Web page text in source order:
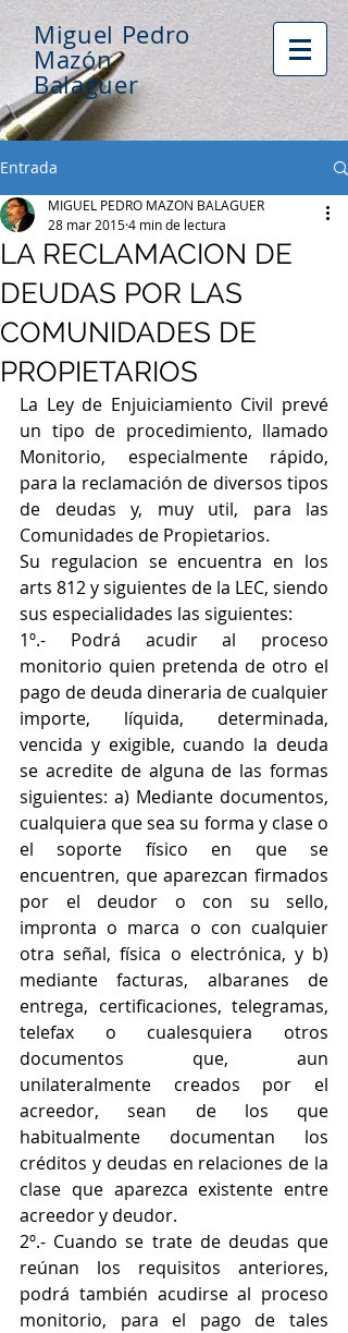
Miguel Pedro
Mazón
Balaguer
Entrada
LA RECLAMACION DE
DEUDAS POR LAS
COMUNIDADES DE
PROPIETARIOS
MIGUEL PEDRO MAZON BALAGUER
28 mar 20154 min de lectura
La Ley de Enjuiciamiento Civil prevé
un tipo de procedimiento, llamado
Monitorio, especialmente rápido,
para la reclamación de diversos tipos
de deudas y, muy util, para las
Comunidades de Propietarios.
Su regulacion se encuentra en los
arts 812 y siguientes de la LEC, siendo
sus especialidades las siguientes:
1º.- Podrá acudir al proceso
monitorio quien pretenda de otro el
pago de deuda dineraria de cualquier
importe, líquida, determinada,
vencida y exigible, cuando la deuda
se acredite de alguna de las formas
siguientes: a) Mediante documentos,
cualquiera que sea su forma y clase o
el soporte físico en que se
encuentren, que aparezcan firmados
por el deudor o con su sello,
impronta o marca o con cualquier
otra señal, física o electrónica, y b)
mediante facturas, albaranes de
entrega, certificaciones, telegramas,
telefax o cualesquiera otros
documentos que, aun
unilateralmente creados por el
acreedor, sean de los que
habitualmente documentan los
créditos y deudas en relaciones de la
clase que aparezca existente entre
acreedor y deudor.
2º.- Cuando se trate de deudas que
reúnan los requisitos anteriores,
podrá también acudirse al proceso
monitorio, para el pago de tales